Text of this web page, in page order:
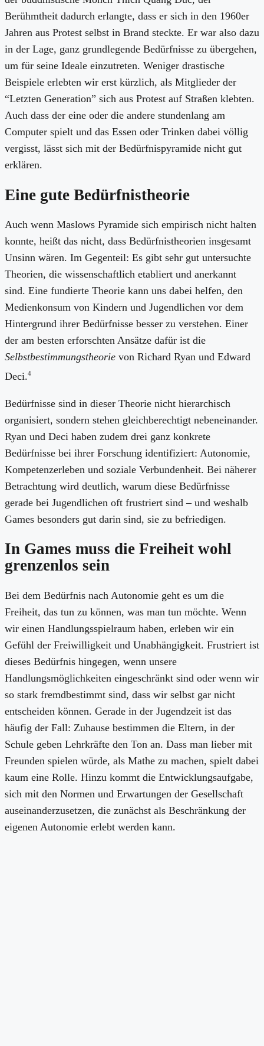
Berühmtheit dadurch erlangte, dass er sich in den 1960er
Jahren aus Protest selbst in Brand steckte. Er war also dazu
in der Lage, ganz grundlegende Bedürfnisse zu übergehen,
um für seine Ideale einzutreten. Weniger drastische
Beispiele erlebten wir erst kürzlich, als Mitglieder der
“Letzten Generation” sich aus Protest auf Straßen klebten.
Auch dass der eine oder die andere stundenlang am
Computer spielt und das Essen oder Trinken dabei völlig
vergisst, lässt sich mit der Bedürfnispyramide nicht gut
erklären.
Eine gute Bedürfnistheorie
Auch wenn Maslows Pyramide sich empirisch nicht halten
konnte, heißt das nicht, dass Bedürfnistheorien insgesamt
Unsinn wären. Im Gegenteil: Es gibt sehr gut untersuchte
Theorien, die wissenschaftlich etabliert und anerkannt
sind. Eine fundierte Theorie kann uns dabei helfen, den
Medienkonsum von Kindern und Jugendlichen vor dem
Hintergrund ihrer Bedürfnisse besser zu verstehen. Einer
der am besten erforschten Ansätze dafür ist die
Selbstbestimmungstheorie von Richard Ryan und Edward
Deci.4
Bedürfnisse sind in dieser Theorie nicht hierarchisch
organisiert, sondern stehen gleichberechtigt nebeneinander.
Ryan und Deci haben zudem drei ganz konkrete
Bedürfnisse bei ihrer Forschung identifiziert: Autonomie,
Kompetenzerleben und soziale Verbundenheit. Bei näherer
Betrachtung wird deutlich, warum diese Bedürfnisse
gerade bei Jugendlichen oft frustriert sind – und weshalb
Games besonders gut darin sind, sie zu befriedigen.
In Games muss die Freiheit wohl
grenzenlos sein
Bei dem Bedürfnis nach Autonomie geht es um die
Freiheit, das tun zu können, was man tun möchte. Wenn
wir einen Handlungsspielraum haben, erleben wir ein
Gefühl der Freiwilligkeit und Unabhängigkeit. Frustriert ist
dieses Bedürfnis hingegen, wenn unsere
Handlungsmöglichkeiten eingeschränkt sind oder wenn wir
so stark fremdbestimmt sind, dass wir selbst gar nicht
entscheiden können. Gerade in der Jugendzeit ist das
häufig der Fall: Zuhause bestimmen die Eltern, in der
Schule geben Lehrkräfte den Ton an. Dass man lieber mit
Freunden spielen würde, als Mathe zu machen, spielt dabei
kaum eine Rolle. Hinzu kommt die Entwicklungsaufgabe,
sich mit den Normen und Erwartungen der Gesellschaft
auseinanderzusetzen, die zunächst als Beschränkung der
eigenen Autonomie erlebt werden kann.